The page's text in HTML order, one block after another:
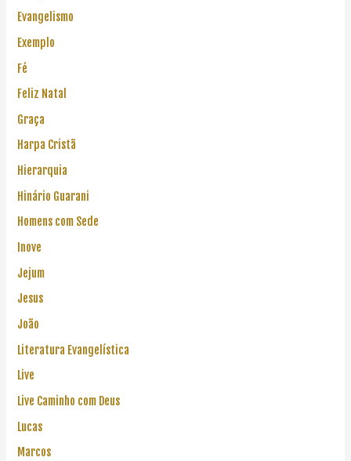
Evangelismo
Exemplo
Fé
Feliz Natal
Graça
Harpa Cristã
Hierarquia
Hinário Guarani
Homens com Sede
Inove
Jejum
Jesus
João
Literatura Evangelística
Live
Live Caminho com Deus
Lucas
Marcos